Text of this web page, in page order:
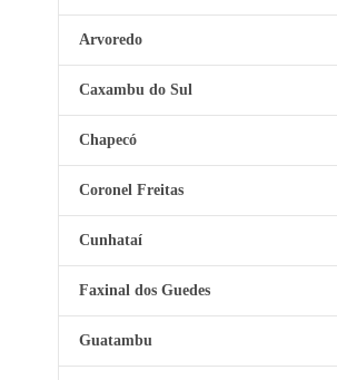
Arvoredo
Caxambu do Sul
Chapecó
Coronel Freitas
Cunhataí
Faxinal dos Guedes
Guatambu